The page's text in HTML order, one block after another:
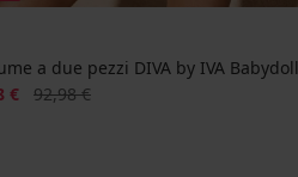
a due pezzi DIVA by IVA Babydoll
€ Prezzo originale
92,98 €